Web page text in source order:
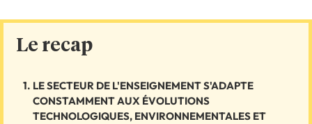
Le recap
LE SECTEUR DE L'ENSEIGNEMENT S'ADAPTE
CONSTAMMENT AUX ÉVOLUTIONS
TECHNOLOGIQUES, ENVIRONNEMENTALES ET